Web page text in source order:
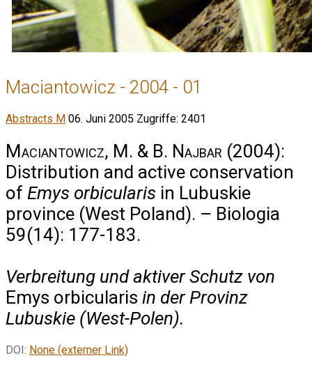
Maciantowicz - 2004 - 01
Abstracts M 06. Juni 2005 Zugriffe: 2401
Maciantowicz, M. & B. Najbar (2004):
Distribution and active conservation
of Emys orbicularis in Lubuskie
province (West Poland). – Biologia
59(14): 177-183.
Verbreitung und aktiver Schutz von
Emys orbicularis in der Provinz
Lubuskie (West-Polen).
DOI: None (externer Link)